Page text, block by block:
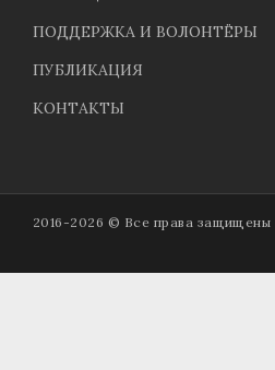
ПОДДЕРЖКА И ВОЛОНТЁРЫ
ПУБЛИКАЦИЯ
КОНТАКТЫ
2016-2026 © Все права защищены